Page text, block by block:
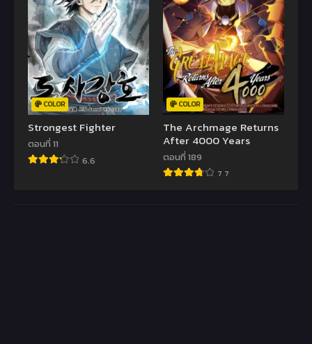
COLOR
Strongest Fighter
ตอนที่ 11
6.6
COLOR
The Archmage Returns
After 4000 Years
ตอนที่ 189
7.7